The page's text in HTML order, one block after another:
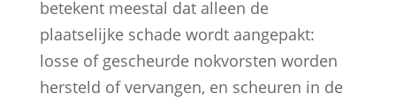
betekent meestal dat alleen de
plaatselijke schade wordt aangepakt:
losse of gescheurde nokvorsten worden
hersteld of vervangen, en scheuren in de